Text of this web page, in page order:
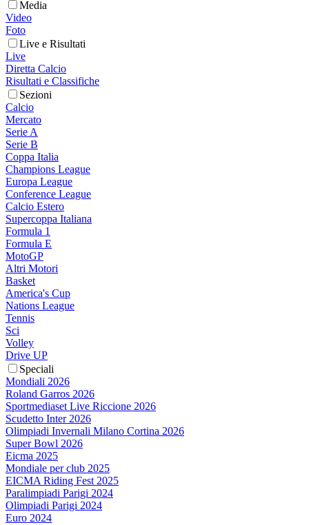
Media
Video
Foto
Live e Risultati
Live
Diretta Calcio
Risultati e Classifiche
Sezioni
Calcio
Mercato
Serie A
Serie B
Coppa Italia
Champions League
Europa League
Conference League
Calcio Estero
Supercoppa Italiana
Formula 1
Formula E
MotoGP
Altri Motori
Basket
America's Cup
Nations League
Tennis
Sci
Volley
Drive UP
Speciali
Mondiali 2026
Roland Garros 2026
Sportmediaset Live Riccione 2026
Scudetto Inter 2026
Olimpiadi Invernali Milano Cortina 2026
Super Bowl 2026
Eicma 2025
Mondiale per club 2025
EICMA Riding Fest 2025
Paralimpiadi Parigi 2024
Olimpiadi Parigi 2024
Euro 2024